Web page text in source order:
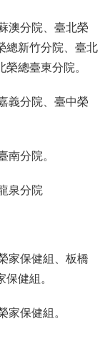
澳分院、臺北榮
總新竹分院、臺北
總臺東分院。
義分院、臺中榮
南分院。
泉分院
家保健組、板橋
健組。
家保健組。